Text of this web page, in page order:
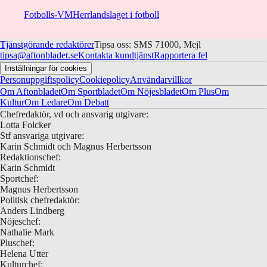
Fotbolls-VMHerrlandslaget i fotboll
Tjänstgörande redaktörerTipsa oss: SMS 71000, Mejl
tipsa@aftonbladet.seKontakta kundtjänstRapportera fel
Inställningar för cookies
PersonuppgiftspolicyCookiepolicyAnvändarvillkor
Om AftonbladetOm SportbladetOm NöjesbladetOm PlusOm
KulturOm LedareOm Debatt
Chefredaktör, vd och ansvarig utgivare:
Lotta Folcker
Stf ansvariga utgivare:
Karin Schmidt och Magnus Herbertsson
Redaktionschef:
Karin Schmidt
Sportchef:
Magnus Herbertsson
Politisk chefredaktör:
Anders Lindberg
Nöjeschef:
Nathalie Mark
Pluschef:
Helena Utter
Kulturchef: